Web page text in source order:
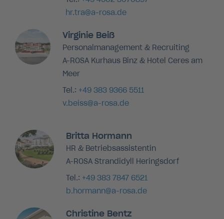
hr.tra@a-rosa.de
Virginie Beiß
Personalmanagement & Recruiting
A-ROSA Kurhaus Binz & Hotel Ceres am
Meer
Tel.: +49 383 9366 5511
v.beiss@a-rosa.de
Britta Hormann
HR & Betriebsassistentin
A-ROSA Strandidyll Heringsdorf
Tel.: +49 383 7847 6521
b.hormann@a-rosa.de
Christine Bentz